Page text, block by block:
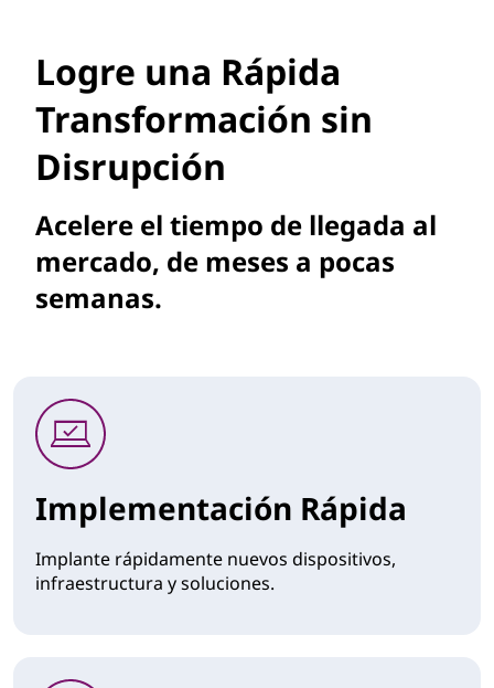
Logre una Rápida
Transformación sin
Disrupción
Acelere el tiempo de llegada al
mercado, de meses a pocas
semanas.
Implementación Rápida
Implante rápidamente nuevos dispositivos,
infraestructura y soluciones.